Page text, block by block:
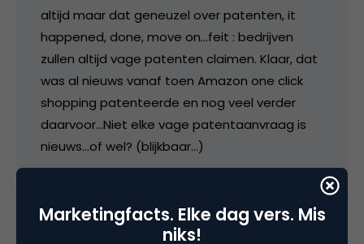
altijd maar dat geneuzel over patenten, it
happened, done, move on…feit : bedrijven
zullen altijd vage patenten claimen. Klaar, dat
was al nieuws vanaf toen Amazon one click
shopping patenteerde en nog veel verder
daarvoor…Niet elke vage patentaanvraag is
nieuws…of wel? (blijkbaar…)
Marketingfacts. Elke dag vers. Mis
niks!